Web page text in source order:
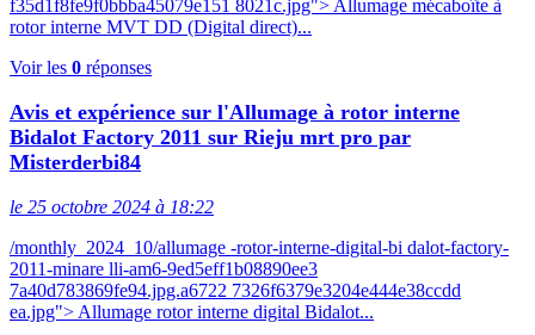
f35d1f8fe9f0bbba45079e151 8021c.jpg"> Allumage mécaboîte à
rotor interne MVT DD (Digital direct)...
Voir les 0 réponses
Avis et expérience sur l'Allumage à rotor interne
Bidalot Factory 2011 sur Rieju mrt pro par
Misterderbi84
le 25 octobre 2024 à 18:22
/monthly_2024_10/allumage -rotor-interne-digital-bi dalot-factory-
2011-minare lli-am6-9ed5eff1b08890ee3
7a40d783869fe94.jpg.a6722 7326f6379e3204e444e38ccdd
ea.jpg"> Allumage rotor interne digital Bidalot...